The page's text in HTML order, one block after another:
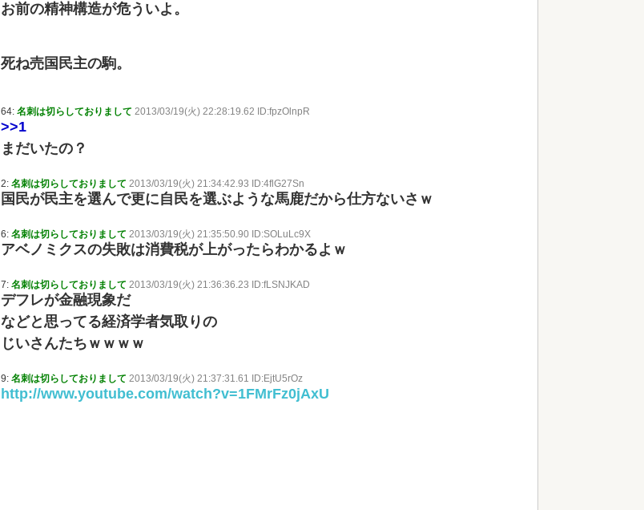
お前の精神構造が危ういよ。
死ね売国民主の駒。
64: 名刺は切らしておりまして 2013/03/19(火) 22:28:19.62 ID:fpzOlnpR
>>1
まだいたの？
2: 名刺は切らしておりまして 2013/03/19(火) 21:34:42.93 ID:4flG27Sn
国民が民主を選んで更に自民を選ぶような馬鹿だから仕方ないさｗ
6: 名刺は切らしておりまして 2013/03/19(火) 21:35:50.90 ID:SOLuLc9X
アベノミクスの失敗は消費税が上がったらわかるよｗ
7: 名刺は切らしておりまして 2013/03/19(火) 21:36:36.23 ID:fLSNJKAD
デフレが金融現象だ
などと思ってる経済学者気取りの
じいさんたちｗｗｗｗ
9: 名刺は切らしておりまして 2013/03/19(火) 21:37:31.61 ID:EjtU5rOz
http://www.youtube.com/watch?v=1FMrFz0jAxU